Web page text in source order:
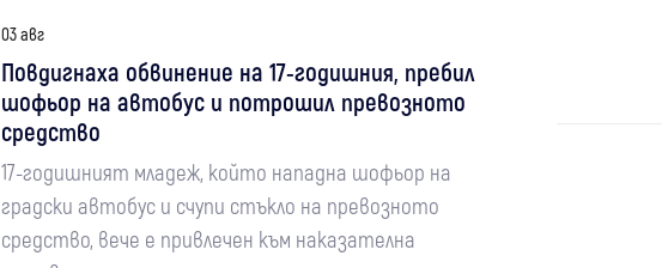
03 авг
Повдигнаха обвинение на 17-годишния, пребил
шофьор на автобус и потрошил превозното
средство
17-годишният младеж, който нападна шофьор на
градски автобус и счупи стъкло на превозното
средство, вече е привлечен към наказателна